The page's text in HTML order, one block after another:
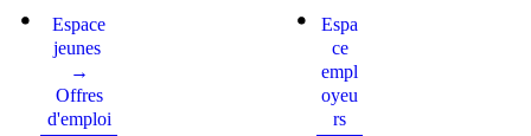
Espace
jeunes
→
Offres
d'emploi
Espa
ce
empl
oyeu
rs